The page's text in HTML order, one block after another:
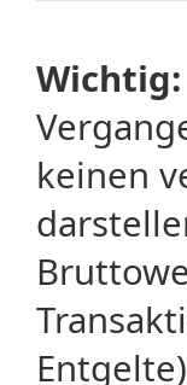
Wichtig:
keinen